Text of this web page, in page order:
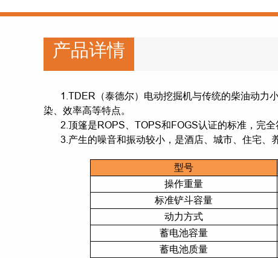
产品详情
1.TDER（泰德尔）电动挖掘机与传统的柴油动力
染、效率高等特点。
2.顶篷是ROPS、TOPS和FOGS认证的标准，完全
3.产生的噪音和振动较小，是酒店、城市、住宅、
型号
操作重量
标准铲斗容量
动力方式
蓄电池容量
蓄电池质量